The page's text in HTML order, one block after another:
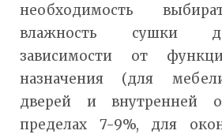
необходимость
влажность сушки
зависимости от
назначения (для
дверей и
пределах 7-9%, для